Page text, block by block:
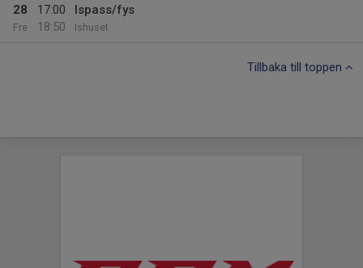
28
Fre
17:00
18:50
Ispass/fys
Ishuset
Tillbaka till toppen